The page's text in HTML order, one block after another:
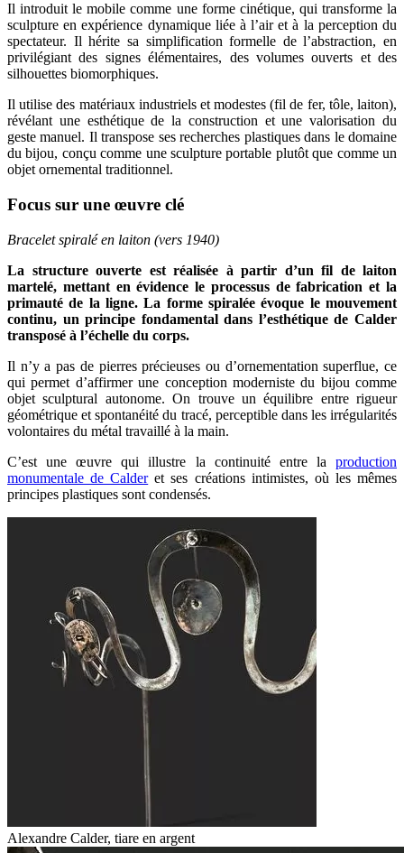
Il introduit le mobile comme une forme cinétique, qui transforme la
sculpture en expérience dynamique liée à l’air et à la perception du
spectateur. Il hérite sa simplification formelle de l’abstraction, en
privilégiant des signes élémentaires, des volumes ouverts et des
silhouettes biomorphiques.
Il utilise des matériaux industriels et modestes (fil de fer, tôle, laiton),
révélant une esthétique de la construction et une valorisation du
geste manuel. Il transpose ses recherches plastiques dans le domaine
du bijou, conçu comme une sculpture portable plutôt que comme un
objet ornemental traditionnel.
Focus sur une œuvre clé
Bracelet spiralé en laiton (vers 1940)
La structure ouverte est réalisée à partir d’un fil de laiton
martelé, mettant en évidence le processus de fabrication et la
primauté de la ligne. La forme spiralée évoque le mouvement
continu, un principe fondamental dans l’esthétique de Calder
transposé à l’échelle du corps.
Il n’y a pas de pierres précieuses ou d’ornementation superflue, ce
qui permet d’affirmer une conception moderniste du bijou comme
objet sculptural autonome. On trouve un équilibre entre rigueur
géométrique et spontanéité du tracé, perceptible dans les irrégularités
volontaires du métal travaillé à la main.
C’est une œuvre qui illustre la continuité entre la production
monumentale de Calderet ses créations intimistes, où les mêmes
principes plastiques sont condensés.
Alexandre Calder, tiare en argent